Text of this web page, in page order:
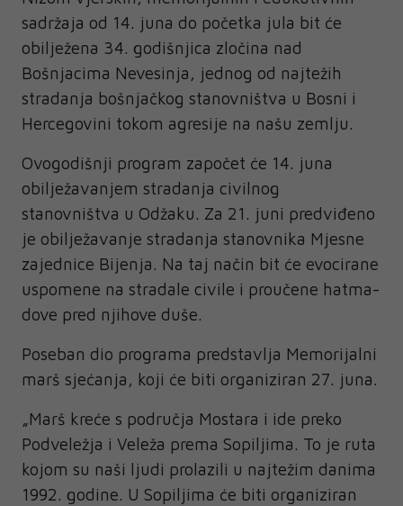
sadržaja od 14. juna do početka jula bit će
obilježena 34. godišnjica zločina nad
Bošnjacima Nevesinja, jednog od najtežih
stradanja bošnjačkog stanovništva u Bosni i
Hercegovini tokom agresije na našu zemlju.
Ovogodišnji program započet će 14. juna
obilježavanjem stradanja civilnog
stanovništva u Odžaku. Za 21. juni predviđeno
je obilježavanje stradanja stanovnika Mjesne
zajednice Bijenja. Na taj način bit će evocirane
uspomene na stradale civile i proučene hatma-
dove pred njihove duše.
Poseban dio programa predstavlja Memorijalni
marš sjećanja, koji će biti organiziran 27. juna.
„Marš kreće s područja Mostara i ide preko
Podveležja i Veleža prema Sopiljima. To je ruta
kojom su naši ljudi prolazili u najtežim danima
1992. godine. U Sopiljima će biti organiziran